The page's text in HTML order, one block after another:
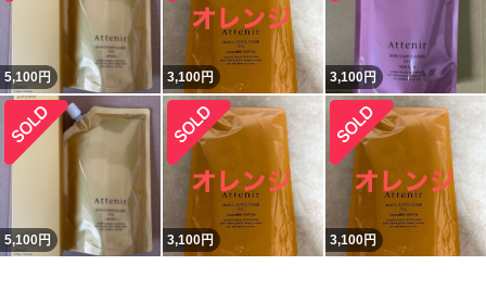
5,100円 3,100円 3,100円
5,100円 3,100円 3,100円